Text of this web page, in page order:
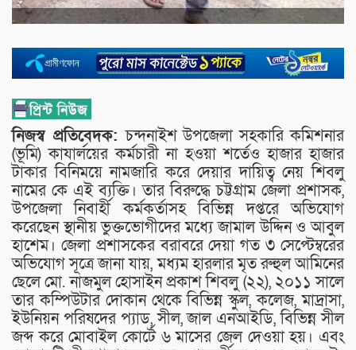
নিজস্ব প্রতিবেদক:চন্দনাইশ উপজেলা সহকারি কমিশনার
(ভূমি) কাযার্লয়ের কর্মচারী না হওয়া শর্তেও হাজার হাজার
টাকার বিনিময়ে নামজারি করে দেয়ার দায়িত্ব নেয় শিবলু
নামের কে এই ব্যক্তি। তার বিরুদ্ধে চট্টগ্রাম জেলা প্রশাসক,
উপজেলা নিবার্হী কর্মকর্তাসহ বিভিন্ন দপ্তরে অভিযোগ
করেছেন স্থানীয় ভুক্তভোগীদের মধ্যে জামাল উদ্দিন ও আবুল
হাশেম। জেলা প্রশাসকের বরাবরে দেয়া গত ৩ সেপ্টেম্বরের
অভিযোগ সূত্রে জানা যায়, মধ্যম হারলার মৃত রুহুল আমিনের
ছেলে মো. নাজমুল হোসাইন প্রকাশ শিবলু (২২), ২০১১ সালে
তার কম্পিউটার দোকান থেকে বিভিন্ন স্কুল, কলেজ, মাদ্রাসা,
ইউনিয়ন পরিষদের প্যাড, সীল, জাল এনআইডি, বিভিন্ন সীল
জব্দ করে মোবাইল কোর্টে ৬ মাসের জেল দেওয়া হয়। এবং